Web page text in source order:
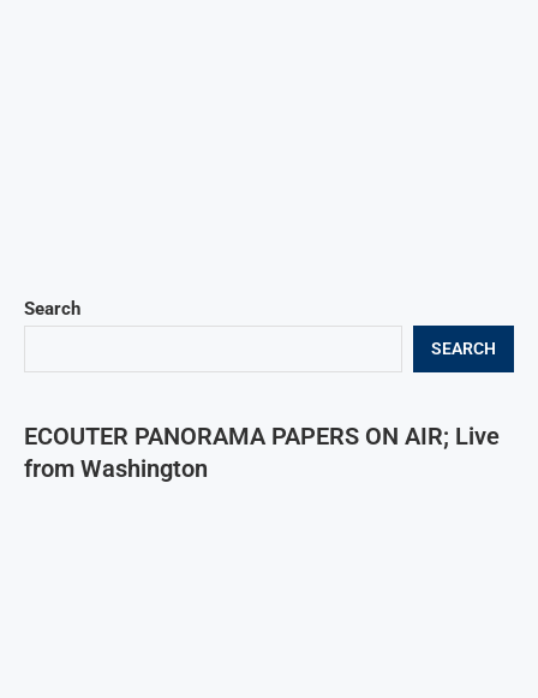
Search
SEARCH
ECOUTER PANORAMA PAPERS ON AIR; Live
from Washington